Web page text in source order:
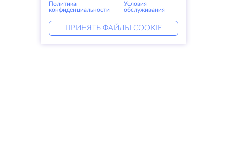
Политика
конфиденциальности
Условия
обслуживания
ПРИНЯТЬ ФАЙЛЫ COOKIE